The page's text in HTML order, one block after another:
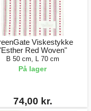
Viskestykke
Red Woven"
B 50 cm, L 70 cm
På lager
74,00 kr.